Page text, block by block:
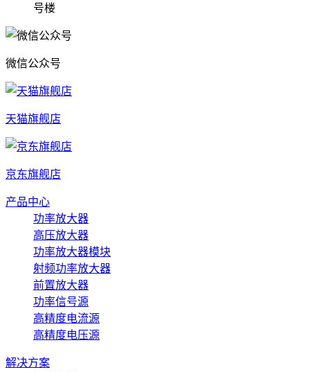
号楼
微信公众号
天猫旗舰店
京东旗舰店
产品中心
功率放大器
高压放大器
功率放大器模块
射频功率放大器
前置放大器
功率信号源
高精度电流源
高精度电压源
解决方案